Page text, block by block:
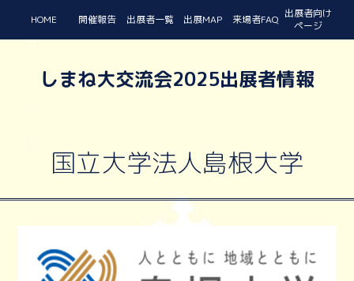
HOME 開催報告 出展者一覧 出展MAP 来場者FAQ 出展者向け
ページ
しまね大交流会2025出展者情報
国立大学法人島根大学